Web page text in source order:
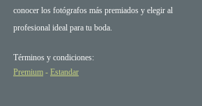
conocer los fotógrafos más premiados y elegir al
profesional ideal para tu boda.
Términos y condiciones:
Premium - Estandar